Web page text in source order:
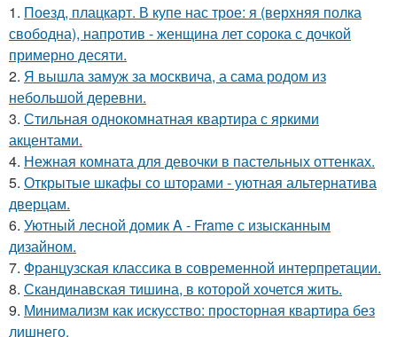
1. Поезд, плацкарт. В купе нас трое: я (верхняя полка
свободна), напротив - женщина лет сорока с дочкой
примерно десяти.
2. Я вышла замуж за москвича, а сама родом из
небольшой деревни.
3. Стильная однокомнатная квартира с яркими
акцентами.
4. Нежная комната для девочки в пастельных оттенках.
5. Открытые шкафы со шторами - уютная альтернатива
дверцам.
6. Уютный лесной домик A - Frame с изысканным
дизайном.
7. Французская классика в современной интерпретации.
8. Скандинавская тишина, в которой хочется жить.
9. Минимализм как искусство: просторная квартира без
лишнего.